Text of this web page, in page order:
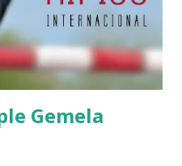
Gemela